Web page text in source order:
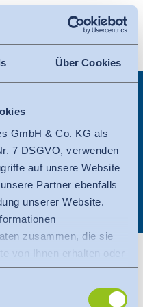
Über Cookies
GmbH & Co. KG als
7 DSGVO, verwenden
auf unsere Website
Partner ebenfalls
unserer Website.
zusammen, die sie
von Ihnen erhalten oder
an ein Drittland oder
statt. Berücksichtigt
Kontakt
uns